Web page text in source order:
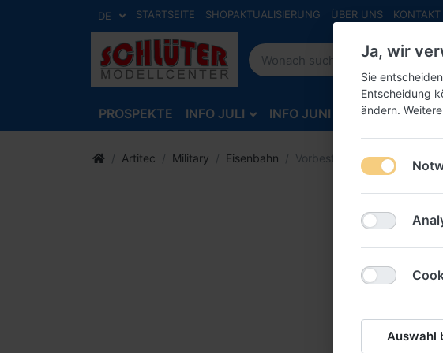
DE STARTSEITE SHOPAKTUALISIERUNG ÜBER UNS KONTAKT
PROSPEKTE INFO JULI INFO JUNI INFO MAI
Artitec Military Eisenbahn Vorbestellung SSyms46
Ja, wir
Sie
Entscheidung
ändern.
Auswahl